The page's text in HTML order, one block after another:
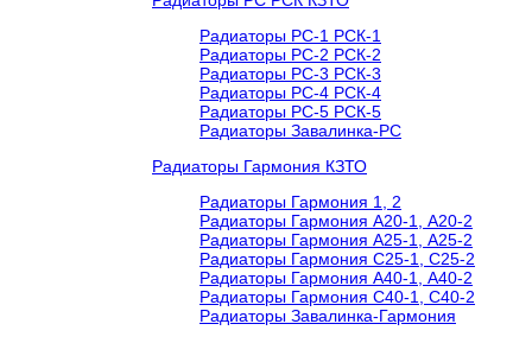
Радиаторы РС-1 РСК-1
Радиаторы РС-2 РСК-2
Радиаторы РС-3 РСК-3
Радиаторы РС-4 РСК-4
Радиаторы РС-5 РСК-5
Радиаторы Завалинка-РС
Радиаторы Гармония КЗТО
Радиаторы Гармония 1, 2
Радиаторы Гармония А20-1, А20-2
Радиаторы Гармония А25-1, А25-2
Радиаторы Гармония С25-1, С25-2
Радиаторы Гармония А40-1, А40-2
Радиаторы Гармония С40-1, С40-2
Радиаторы Завалинка-Гармония